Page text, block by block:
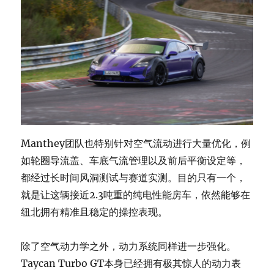
Manthey团队也特别针对空气流动进行大量优化，例
如轮圈导流盖、车底气流管理以及前后平衡设定等，
都经过长时间风洞测试与赛道实测。目的只有一个，
就是让这辆接近2.3吨重的纯电性能房车，依然能够在
纽北拥有精准且稳定的操控表现。
除了空气动力学之外，动力系统同样进一步强化。
Taycan Turbo GT本身已经拥有极其惊人的动力表